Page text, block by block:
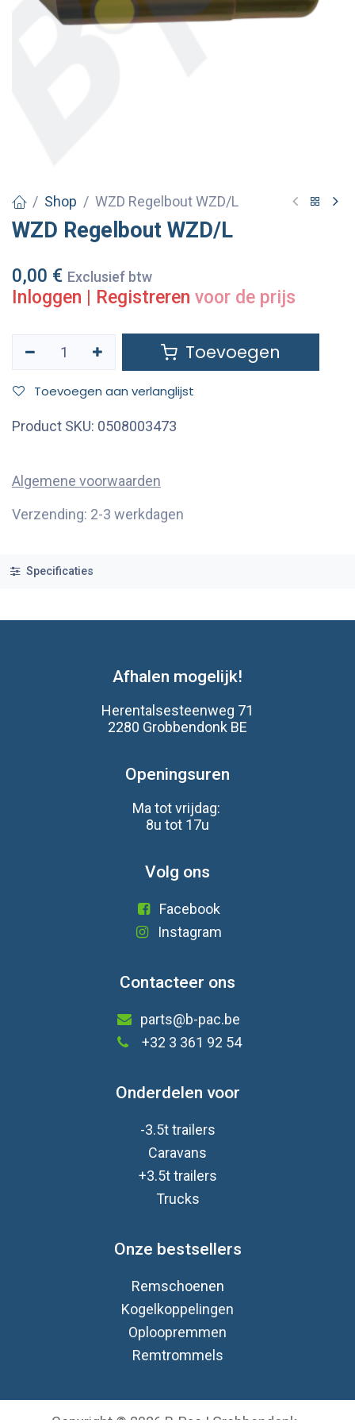
Shop WZD Regelbout WZD/L
WZD Regelbout WZD/L
0,00 € Exclusief btw
Inloggen Registreren voor de prijs
Toevoegen
Toevoegen aan verlanglijst
Product SKU: 0508003473
Algemene voorwaarden
Verzending: 2-3 werkdagen
Specificaties
Afhalen mogelijk!
Herentalsesteenweg 71
2280 Grobbendonk BE
Openingsuren
Ma tot vrijdag:
8u tot 17u
Volg ons
Facebook
Instagram
Contacteer ons
parts@b-pac.be
+32 3 361 92 54
Onderdelen voor
-3.5t trailers
Caravans
+3.5t trailers
Trucks
Onze bestsellers
Remschoenen
Kogelkoppelingen
Oploopremmen
Remtrommels